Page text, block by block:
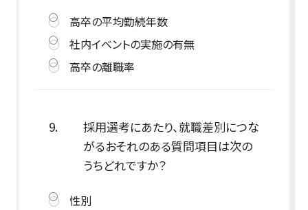
高卒の平均勤続年数
社内イベントの実施の有無
高卒の離職率
9.
採用選考にあたり、就職差別につな
がるおそれのある質問項目は次の
うちどれですか？
性別